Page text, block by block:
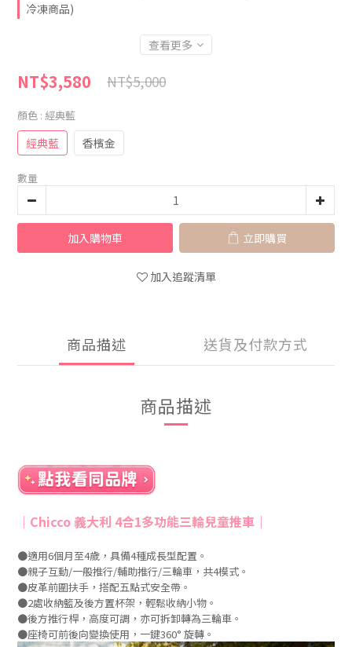
冷凍商品)
查看更多
NT$3,580 NT$5,000
顏色 : 經典藍
經典藍 香檳金
數量
加入購物車 立即購買
加入追蹤清單
商品描述 送貨及付款方式
商品描述
｜ Chicco 義大利 4合1多功能三輪兒童推車 ｜
●適用6個月至4歲，具備4種成長型配置。
●親子互動/一般推行/輔助推行/三輪車，共4模式。
●皮革前圍扶手，搭配五點式安全帶。
●2處收納籃及後方置杯架，輕鬆收納小物。
●後方推行桿，高度可調，亦可拆卸轉為三輪車。
●座椅可前後向變換使用，一鍵360° 旋轉。